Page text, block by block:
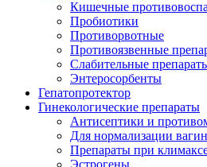
Кишечные
Пробиотики
Противорвотные
Противоязвенные
Слабительные
Энтеросорбенты
Гепатопротектор
Гинекологические препараты
Антисептики и
Для нормализации
Препараты при
Эстрогены